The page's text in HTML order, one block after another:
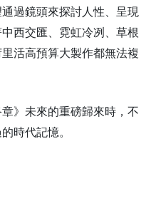
過鏡頭來探討人性、呈現
西交匯、霓虹冷冽、草根
活高預算大製作都無法複
》未來的重磅歸來時，不
時代記憶。